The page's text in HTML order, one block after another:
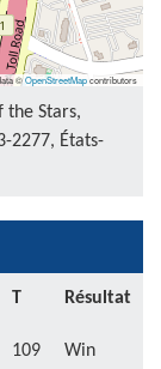
©OpenStreetMapcontributors
the Stars,
2277, États-
T Résultat
109 Win